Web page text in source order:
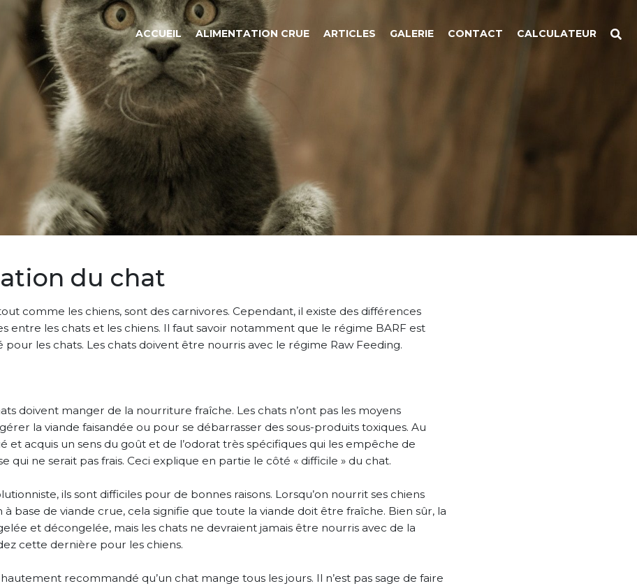
ACCUEIL ALIMENTATION CRUE ARTICLES GALERIE CONTACT CALCULATEUR
du chat
comme les chiens, sont des carnivores. Cependant, il existe des différences
entre les chats et les chiens. Il faut savoir notamment que le régime BARF est
pour les chats. Les chats doivent être nourris avec le régime Raw Feeding.
doivent manger de la nourriture fraîche. Les chats n’ont pas les moyens
la viande faisandée ou pour se débarrasser des sous-produits toxiques. Au
et acquis un sens du goût et de l’odorat très spécifiques qui les empêche de
qui ne serait pas frais. Ceci explique en partie le côté « difficile » du chat.
ils sont difficiles pour de bonnes raisons. Lorsqu’on nourrit ses chiens
base de viande crue, cela signifie que toute la viande doit être fraîche. Bien sûr, la
et décongelée, mais les chats ne devraient jamais être nourris avec de la
cette dernière pour les chiens.
recommandé qu’un chat mange tous les jours. Il n’est pas sage de faire